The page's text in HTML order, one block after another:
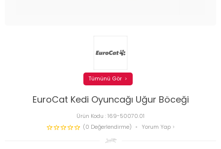
EuroCat Kedi Oyuncağı Uğur Böceği
Ürün Kodu :169-50070.01
(0 Değerlendirme)
Yorum Yap
Tümünü Gör